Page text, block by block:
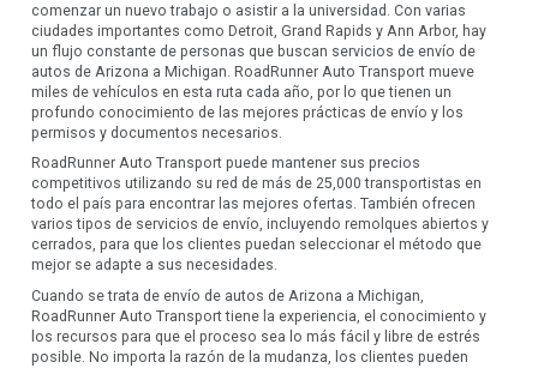
comenzar un nuevo trabajo o asistir a la universidad. Con varias
ciudades importantes como Detroit, Grand Rapids y Ann Arbor, hay
un flujo constante de personas que buscan servicios de envío de
autos de Arizona a Michigan. RoadRunner Auto Transport mueve
miles de vehículos en esta ruta cada año, por lo que tienen un
profundo conocimiento de las mejores prácticas de envío y los
permisos y documentos necesarios.
RoadRunner Auto Transport puede mantener sus precios
competitivos utilizando su red de más de 25,000 transportistas en
todo el país para encontrar las mejores ofertas. También ofrecen
varios tipos de servicios de envío, incluyendo remolques abiertos y
cerrados, para que los clientes puedan seleccionar el método que
mejor se adapte a sus necesidades.
Cuando se trata de envío de autos de Arizona a Michigan,
RoadRunner Auto Transport tiene la experiencia, el conocimiento y
los recursos para que el proceso sea lo más fácil y libre de estrés
posible. No importa la razón de la mudanza, los clientes pueden